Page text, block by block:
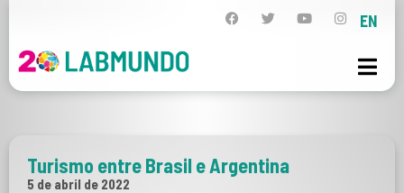
EN
Turismo entre Brasil e Argentina
5 de abril de 2022